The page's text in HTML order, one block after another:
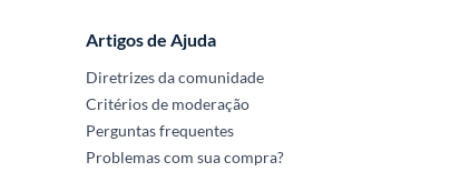
Artigos de Ajuda
Diretrizes da comunidade
Critérios de moderação
Perguntas frequentes
Problemas com sua compra?